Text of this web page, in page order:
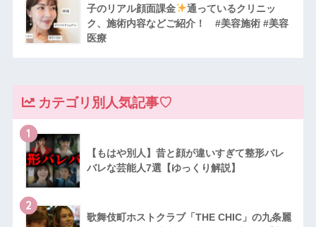
子のリアル顔面課金
通っているクリニッ
ク、施術内容などご紹介！ #美容施術 #美容
医療
カテゴリ別人気記事♡
1
【もはや別人】昔と顔が違いすぎて整形バレ
バレな芸能人7選【ゆっくり解説】
2
歌舞伎町ホストクラブ「THE CHIC」の九条麗